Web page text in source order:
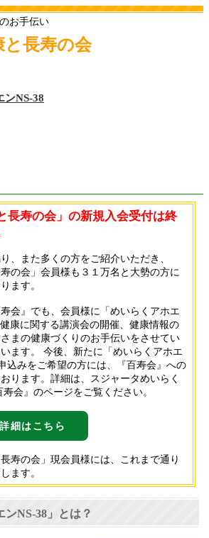
お手伝い
長寿の会
ンNS-38
長寿の会」の新規入会受付は終
、また多くの方をご紹介いただき、
寿の会」会員様も３１万名と大勢の方に
ます。
会』でも、会員様に「めいらくアホエ
康に関する講演会の開催、健康情報の
まの健康づくりのお手伝いをさせてい
ます。 今後、新たに「めいらくアホエ
込みをご希望の方には、『百寿会』への
ります。詳細は、スジャータめいらく
会』のページをご覧ください。
細はこちら
寿の会」現会員様には、これまで通り
ます。
ンNS-38」とは？